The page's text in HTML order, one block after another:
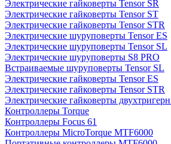
Электрические гайковерты Tensor SR
Электрические гайковерты Tensor ST
Электрические гайковерты Tensor STR
Электрические шуруповерты Tensor ES
Электрические шуруповерты Tensor SL
Электрические шуруповерты S8 PRO
Встраиваемые шуруповерты Tensor SL
Электрические гайковерты Tensor ES
Электрические гайковерты Tensor STR
Электрические гайковерты
Контроллеры Torque
Контроллеры Focus 61
Контроллеры MicroTorque MTF6000